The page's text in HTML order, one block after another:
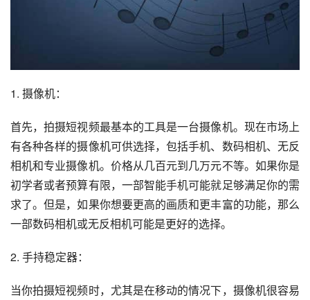
1. 摄像机：
首先，拍摄短视频最基本的工具是一台摄像机。现在市场上
有各种各样的摄像机可供选择，包括手机、数码相机、无反
相机和专业摄像机。价格从几百元到几万元不等。如果你是
初学者或者预算有限，一部智能手机可能就足够满足你的需
求了。但是，如果你想要更高的画质和更丰富的功能，那么
一部数码相机或无反相机可能是更好的选择。
2. 手持稳定器：
当你拍摄短视频时，尤其是在移动的情况下，摄像机很容易